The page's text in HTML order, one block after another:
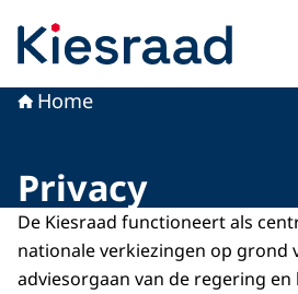
Home
Privacy
De Kiesraad functioneert als
nationale verkiezingen op grond
adviesorgaan van de regering